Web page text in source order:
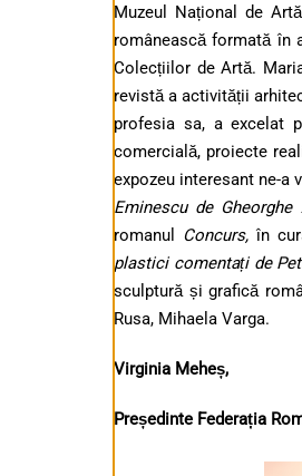
Muzeul Național de
românească formată în
Colecțiilor de Artă.
revistă a activității
profesia sa, a excelat
comercială, proiecte
expozeu interesant ne-a
Eminescu de Gheorghe
romanul Concurs,în
plastici comentați de
sculptură și grafică
Rusa, Mihaela Varga.
Virginia Meheș,
Președinte Federația